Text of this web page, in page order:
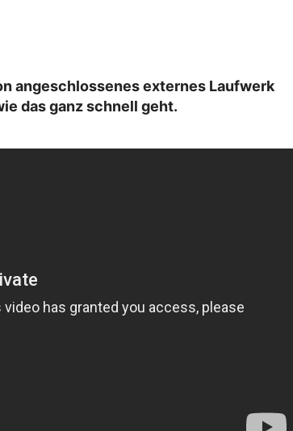
angeschlossenes externes Laufwerk
das ganz schnell geht.